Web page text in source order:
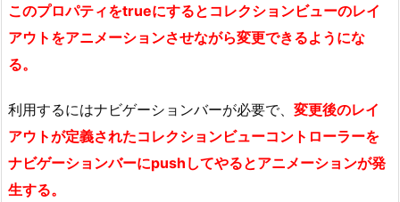
このプロパティをtrueにするとコレクションビューのレイ
アウトをアニメーションさせながら変更できるようにな
る。
利用するにはナビゲーションバーが必要で、 変更後のレイ
アウトが定義されたコレクションビューコントローラーを
ナビゲーションバーにpushしてやるとアニメーションが発
生する。